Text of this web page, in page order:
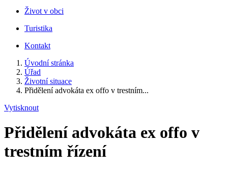
Život v obci
Turistika
Kontakt
Úvodní stránka
Úřad
Životní situace
Přidělení advokáta ex offo v trestním...
Vytisknout
Přidělení advokáta ex offo v
trestním řízení